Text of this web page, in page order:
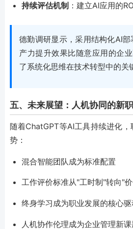
持续评估机制 ：建立AI应用的
德勤调研显示，采用结构化AI
产力提升效果比随意应用的企
了系统化思维在技术转型中的关
五、未来展望：人机协同的新
随着ChatGPT等AI工具持续进化
势：
混合智能团队成为标准配置
工作评价标准从"工时制"转向"
终身学习成为职业发展的核心驱
人机协作伦理成为企业管理新课